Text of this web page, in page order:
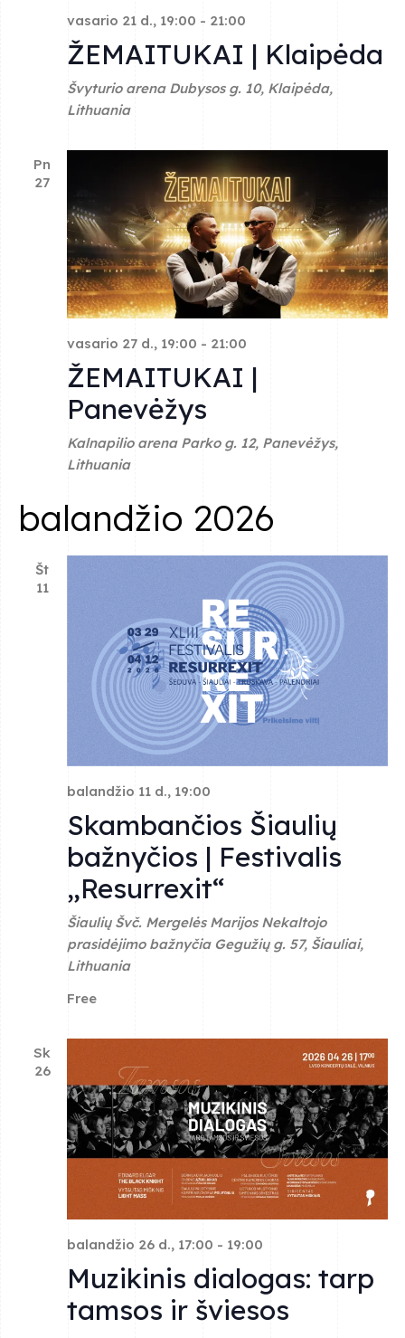
a
r
c
a
n
d
w
a
v
i
t
i
o
N
i
a
t
i
o
vasario 21 d., 19:00 - 21:00
ŽEMAITUKAI | Klaipėda
Švyturio arena Dubysos g. 10, Klaipėda,
Lithuania
Pn
27
vasario 27 d., 19:00 - 21:00
ŽEMAITUKAI |
Panevėžys
Kalnapilio arena Parko g. 12, Panevėžys,
Lithuania
balandžio 2026
Št
11
balandžio 11 d., 19:00
Skambančios Šiaulių
bažnyčios | Festivalis
„Resurrexit“
Šiaulių Švč. Mergelės Marijos Nekaltojo
prasidėjimo bažnyčia Gegužių g. 57, Šiauliai,
Lithuania
Free
Sk
26
balandžio 26 d., 17:00 - 19:00
Muzikinis dialogas: tarp
tamsos ir šviesos